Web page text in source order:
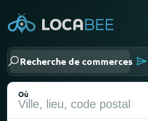
Recherche de commerces
Où